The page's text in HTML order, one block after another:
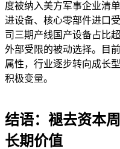
度被纳入美方军事企业清
进设备、核心零部件进口
司三期产线国产设备占比
外部受限的被动选择。目
属性，行业逐步转向成长
积极变量。
结语：褪去资本
长期价值